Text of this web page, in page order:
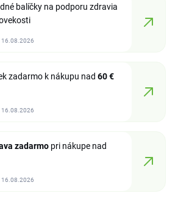
balíčky na podporu zdravia
16.08.2026
zadarmo k nákupu nad 60 €
16.08.2026
zadarmo pri nákupe nad
16.08.2026